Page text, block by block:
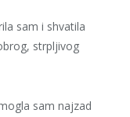
sam i shvatila
strpljivog
sam najzad